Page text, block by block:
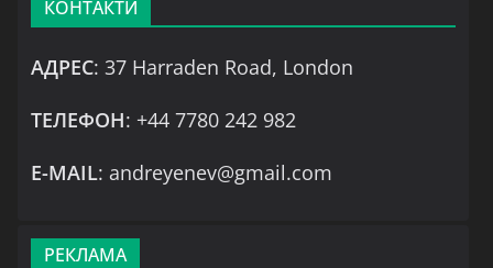
КОНТАКТИ
АДРЕС: 37 Harraden Road, London
ТЕЛЕФОН: +44 7780 242 982
Е-MAIL: andreyenev@gmail.com
РЕКЛАМА